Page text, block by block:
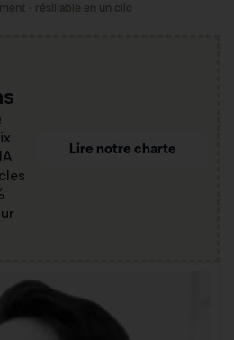
· résiliable en un clic
Lire notre charte